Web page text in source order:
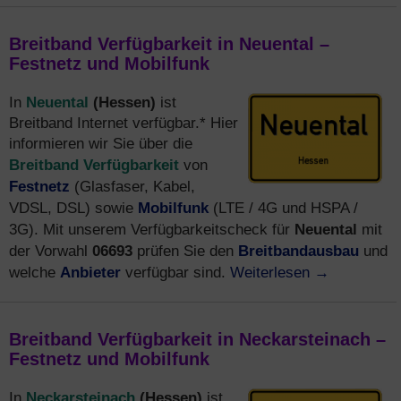
Breitband Verfügbarkeit in Neuental –
Festnetz und Mobilfunk
In Neuental (Hessen) ist
Breitband Internet verfügbar.* Hier
informieren wir Sie über die
Breitband Verfügbarkeit von
Festnetz (Glasfaser, Kabel,
VDSL, DSL) sowie Mobilfunk (LTE / 4G und HSPA /
3G). Mit unserem Verfügbarkeitscheck für Neuental mit
der Vorwahl 06693 prüfen Sie den Breitbandausbau und
welche Anbieter verfügbar sind. Weiterlesen →
Breitband Verfügbarkeit in Neckarsteinach –
Festnetz und Mobilfunk
Neckarsteinach (Hessen)